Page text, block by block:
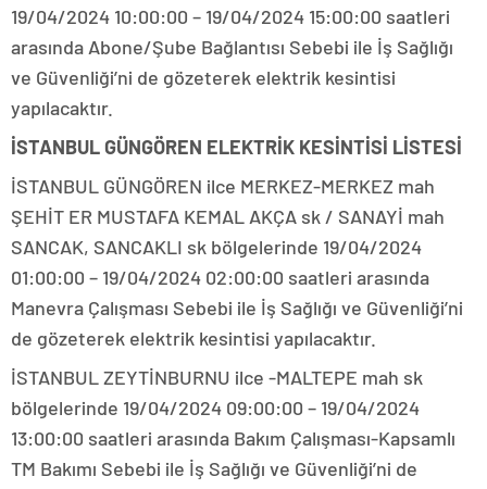
19/04/2024 10:00:00 – 19/04/2024 15:00:00 saatleri
arasında Abone/Şube Bağlantısı Sebebi ile İş Sağlığı
ve Güvenliği’ni de gözeterek elektrik kesintisi
yapılacaktır.
İSTANBUL GÜNGÖREN ELEKTRİK KESİNTİSİ LİSTESİ
İSTANBUL GÜNGÖREN ilce MERKEZ-MERKEZ mah
ŞEHİT ER MUSTAFA KEMAL AKÇA sk / SANAYİ mah
SANCAK, SANCAKLI sk bölgelerinde 19/04/2024
01:00:00 – 19/04/2024 02:00:00 saatleri arasında
Manevra Çalışması Sebebi ile İş Sağlığı ve Güvenliği’ni
de gözeterek elektrik kesintisi yapılacaktır.
İSTANBUL ZEYTİNBURNU ilce -MALTEPE mah sk
bölgelerinde 19/04/2024 09:00:00 – 19/04/2024
13:00:00 saatleri arasında Bakım Çalışması-Kapsamlı
TM Bakımı Sebebi ile İş Sağlığı ve Güvenliği’ni de